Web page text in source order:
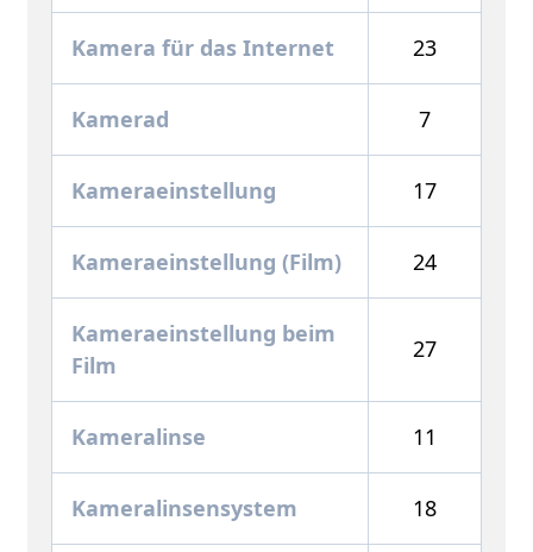
Kamera für das Internet 23
Kamerad 7
Kameraeinstellung 17
Kameraeinstellung (Film) 24
Kameraeinstellung beim
Film
27
Kameralinse 11
Kameralinsensystem 18